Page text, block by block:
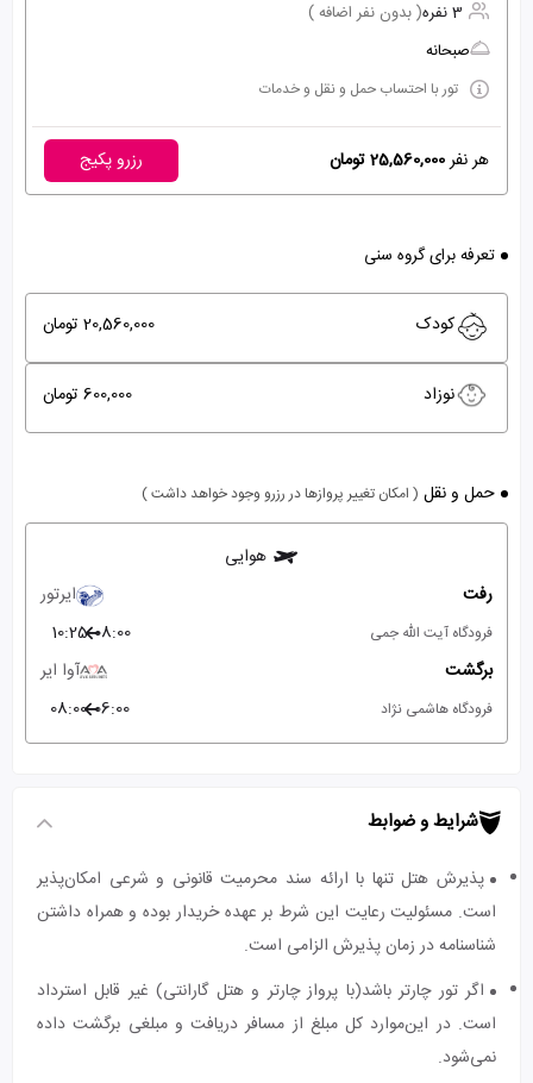
3 نفره
( بدون نفر اضافه )
صبحانه
تور با احتساب حمل و نقل و خدمات
هر نفر25,560,000 تومان رزرو پکیج
تعرفه برای گروه سنی
کودک 20,560,000 تومان
نوزاد 600,000 تومان
حمل و نقل ( امکان تغییر پروازها در رزرو وجود خواهد داشت )
هوایی
رفت
ایرتور
فرودگاه آیت الله جمی 08:00
10:25
برگشت
آوا ایر
فرودگاه هاشمی نژاد 06:00
08:00
شرایط و ضوابط
پذیرش هتل تنها با ارائه سند محرمیت قانونی و شرعی امکان‌پذیر
است. مسئولیت رعایت این شرط بر عهده خریدار بوده و همراه داشتن
شناسنامه در زمان پذیرش الزامی است.
اگر تور چارتر باشد(با پرواز چارتر و هتل گارانتی) غیر قابل استرداد
است. در این‌موارد کل مبلغ از مسافر دریافت و مبلغی برگشت داده
نمی‌شود.